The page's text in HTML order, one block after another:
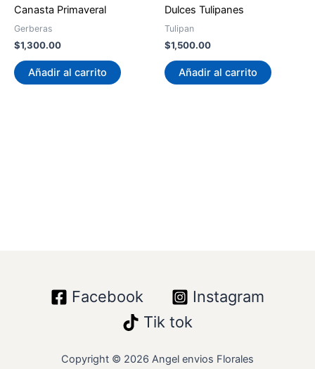
Canasta Primaveral
Gerberas
$1,300.00
Añadir al carrito
Dulces Tulipanes
Tulipan
$1,500.00
Añadir al carrito
Facebook
Instagram
Tik tok
Copyright © 2026 Angel envios Florales